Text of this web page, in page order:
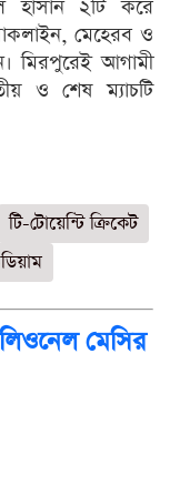
হাসান ২টি করে
মেহেরব ও
মিরপুরেই আগামী
ও শেষ ম্যাচটি
টি-টোয়েন্টি ক্রিকেট
মেসির